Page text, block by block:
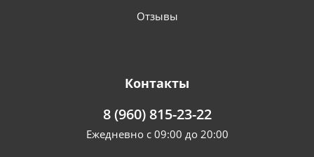
Отзывы
Контакты
8 (960) 815-23-22
Ежедневно с 09:00 до 20:00